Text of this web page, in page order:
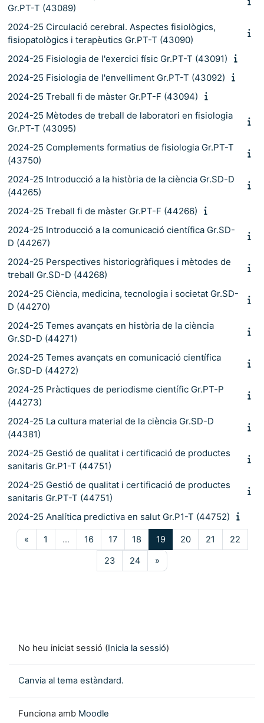
Gr.PT-T (43089)
2024-25 Circulació cerebral. Aspectes fisiològics,
fisiopatològics i terapèutics Gr.PT-T (43090)
2024-25 Fisiologia de l'exercici físic Gr.PT-T (43091)
2024-25 Fisiologia de l'envelliment Gr.PT-T (43092)
2024-25 Treball fi de màster Gr.PT-F (43094)
2024-25 Mètodes de treball de laboratori en fisiologia
Gr.PT-T (43095)
2024-25 Complements formatius de fisiologia Gr.PT-T
(43750)
2024-25 Introducció a la història de la ciència Gr.SD-D
(44265)
2024-25 Treball fi de màster Gr.PT-F (44266)
2024-25 Introducció a la comunicació científica Gr.SD-
D (44267)
2024-25 Perspectives historiogràfiques i mètodes de
treball Gr.SD-D (44268)
2024-25 Ciència, medicina, tecnologia i societat Gr.SD-
D (44270)
2024-25 Temes avançats en història de la ciència
Gr.SD-D (44271)
2024-25 Temes avançats en comunicació científica
Gr.SD-D (44272)
2024-25 Pràctiques de periodisme científic Gr.PT-P
(44273)
2024-25 La cultura material de la ciència Gr.SD-D
(44381)
2024-25 Gestió de qualitat i certificació de productes
sanitaris Gr.P1-T (44751)
2024-25 Gestió de qualitat i certificació de productes
sanitaris Gr.PT-T (44751)
2024-25 Analítica predictiva en salut Gr.P1-T (44752)
«Pàgina anterior
1 Pàgina 1
… 16Pàgina 16
17Pàgina 17
18Pàgina 18
19Pàgina 19
20Pàgina 20
21 Pàgina 21
22
23Pàgina 23
24Pàgina 24
»Pàgina següent
No heu iniciat sessió (Inicia la sessió)
Canvia al tema estàndard.
Funciona amb Moodle